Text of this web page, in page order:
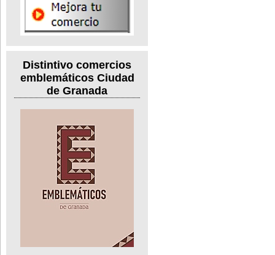
Distintivo comercios
emblemáticos Ciudad
de Granada